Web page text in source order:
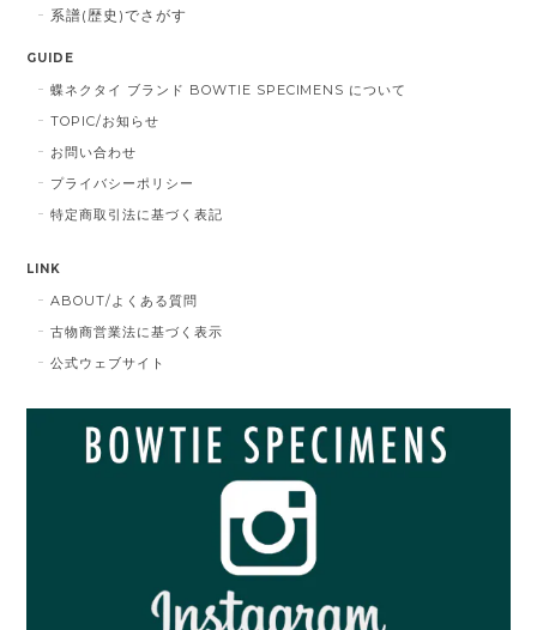
系譜(歴史)でさがす
GUIDE
蝶ネクタイ ブランド BOWTIE SPECIMENS について
TOPIC/お知らせ
お問い合わせ
プライバシーポリシー
特定商取引法に基づく表記
LINK
ABOUT/よくある質問
古物商営業法に基づく表示
公式ウェブサイト